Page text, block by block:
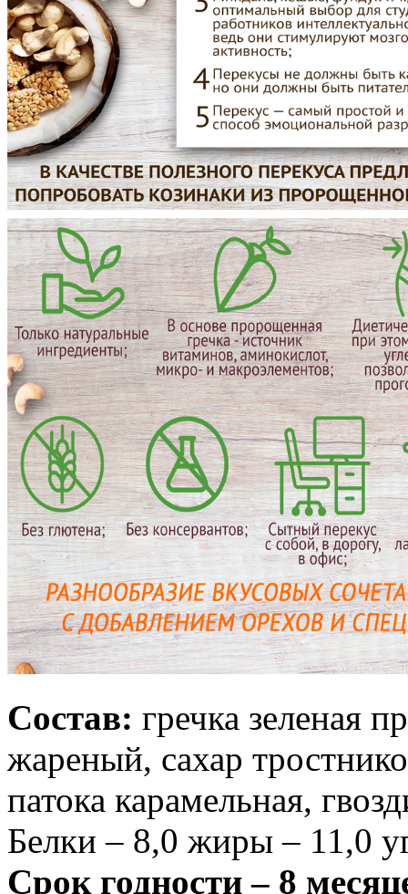
Состав: гречка зеленая
жареный, сахар
патока карамельная,
Белки – 8,0 жиры – 11,0
Срок годности – 8